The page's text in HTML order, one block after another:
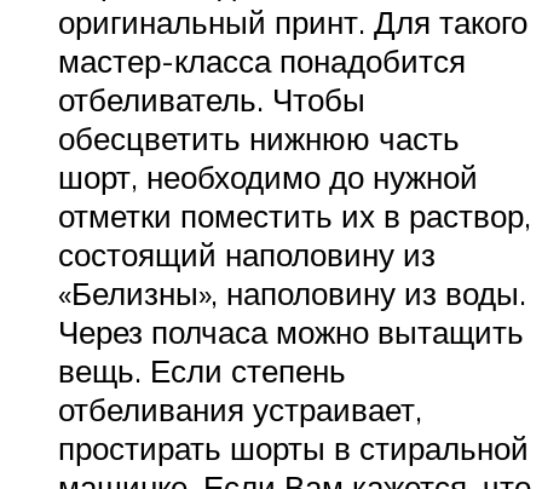
оригинальный принт. Для такого
мастер-класса понадобится
отбеливатель. Чтобы
обесцветить нижнюю часть
шорт, необходимо до нужной
отметки поместить их в раствор,
состоящий наполовину из
«Белизны», наполовину из воды.
Через полчаса можно вытащить
вещь. Если степень
отбеливания устраивает,
простирать шорты в стиральной